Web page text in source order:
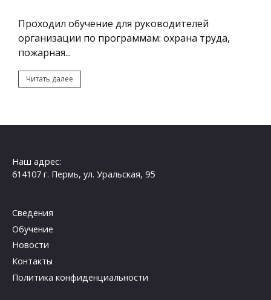
Проходил обучение по высоте, всё понравилось.
Алексей Анатольевич отличный
преподаватель,...
Читать далее
Наш адрес:
614107 г. Пермь, ул. Уральская, 95
Сведения
Обучение
Новости
Контакты
Политика конфиденциальности